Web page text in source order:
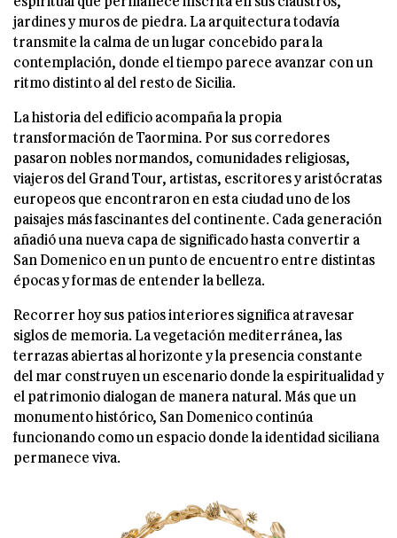
jardines y muros de piedra. La arquitectura todavía
transmite la calma de un lugar concebido para la
contemplación, donde el tiempo parece avanzar con un
ritmo distinto al del resto de Sicilia.
La historia del edificio acompaña la propia
transformación de Taormina. Por sus corredores
pasaron nobles normandos, comunidades religiosas,
viajeros del Grand Tour, artistas, escritores y aristócratas
europeos que encontraron en esta ciudad uno de los
paisajes más fascinantes del continente. Cada generación
añadió una nueva capa de significado hasta convertir a
San Domenico en un punto de encuentro entre distintas
épocas y formas de entender la belleza.
Recorrer hoy sus patios interiores significa atravesar
siglos de memoria. La vegetación mediterránea, las
terrazas abiertas al horizonte y la presencia constante
del mar construyen un escenario donde la espiritualidad y
el patrimonio dialogan de manera natural. Más que un
monumento histórico, San Domenico continúa
funcionando como un espacio donde la identidad siciliana
permanece viva.